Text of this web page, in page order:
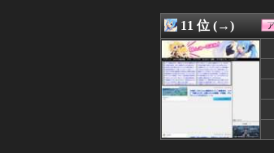
08/08 16:33
08/08 16:32
08/08 16:31
08/08 16:31
08/08 16:31
08/08 16:31
08/08 16:30
11 位 (→)